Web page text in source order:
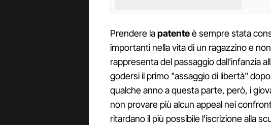
Prendere lapatenteè sempre stata
importanti nella vita di un ragazzino e
rappresenta del passaggio dall'infanzia
godersi il primo "assaggio di libertà"
qualche anno a questa parte, però, i
non provare più alcun appeal nei
ritardano il più possibile l'iscrizione alla